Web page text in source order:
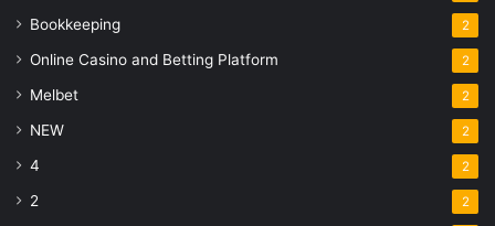
Bookkeeping 2
Online Casino and Betting Platform 2
Melbet 2
NEW 2
4 2
2 2